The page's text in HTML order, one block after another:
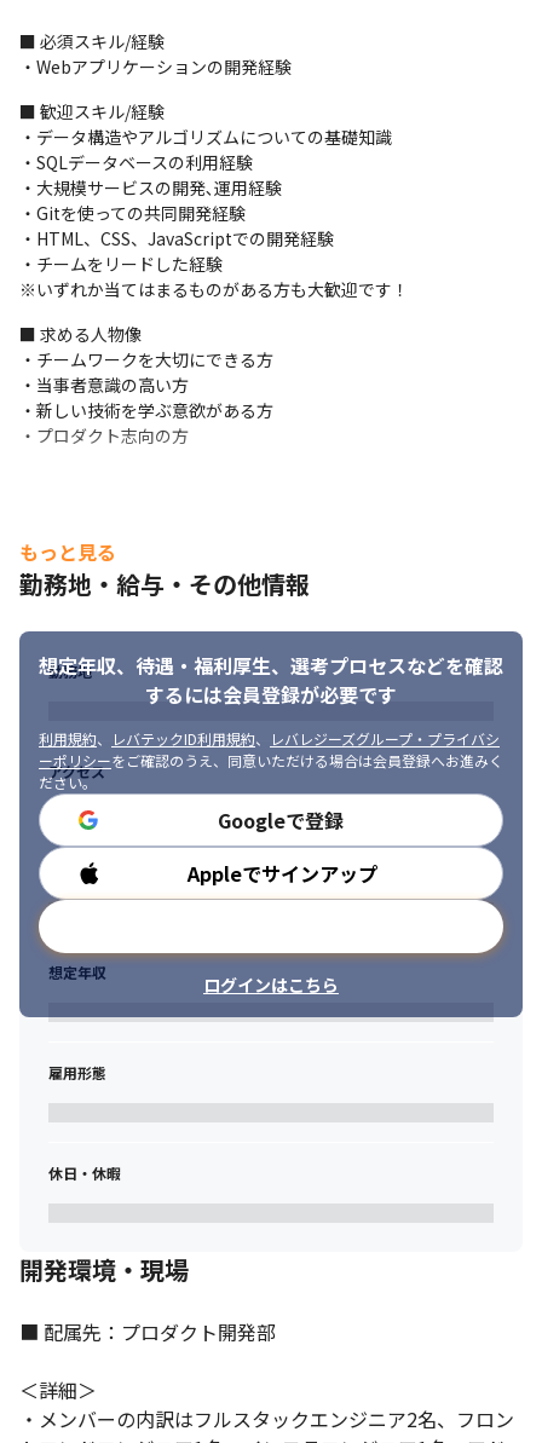
・ミーティングの頻度は個人差があります
＜チーム詳細＞
・CTOとCPOを含め、8名の技術者で開発を行っています
・均一にスピードを保ちながら安定した開発を行うため、スクラ
ム開発を採用しています
・開発管理ツールはNotionを使用しています
・コミュニケーションツールはSlackを使用しています
■ この仕事の面白み、魅力
・プロダクトを通して消費者の悩みの解決に向けてサポートでき
る、社会貢献度の高い仕事です
・レガシーな業界をデジタル化していく面白みがあります
・月間10万UUかつ、月間1,000名以上の生活者の悩みを解消して
いる、大規模なサービス開発に携われます
・実際にプロダクトを使用する弁護士に、エンジニアが直接ユー
ザーヒアリングを実施することができ、利用者の声を反映したサ
ービス作りができます
■ 必須スキル/経験
・Webアプリケーションの開発経験
■ 歓迎スキル/経験
・データ構造やアルゴリズムについての基礎知識
・SQLデータベースの利用経験
・大規模サービスの開発､運用経験
・Gitを使っての共同開発経験
・HTML、CSS、JavaScriptでの開発経験
・チームをリードした経験
※いずれか当てはまるものがある方も大歓迎です！
■ 求める人物像
・チームワークを大切にできる方
・当事者意識の高い方
・新しい技術を学ぶ意欲がある方
・プロダクト志向の方
もっと見る
勤務地・給与・その他情報
想定年収、待遇・福利厚生、 選考プロセスなどを確認
するには会員登録が必要です
利用規約、 レバテックID利用規約、
レバレジーズグループ・プライバシ
ーポリシーをご確認のうえ、同意いただける場合は会員登録へお進みく
ださい。
Googleで登録
Appleでサインアップ
ログインはこちら
勤務地
アクセス
勤務時間
想定年収
雇用形態
休日・休暇
開発環境・現場
■ 配属先：プロダクト開発部
＜詳細＞
・メンバーの内訳はフルスタックエンジニア2名、フロン